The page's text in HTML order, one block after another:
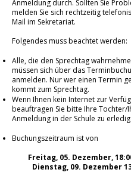
Anmeldung durch. Sollten Sie
melden Sie sich rechtzeitig
Mail im Sekretariat.
Folgendes muss beachtet werden:
Alle, die den Sprechtag
müssen sich über das
anmelden. Nur wer einen Termin
kommt zum Sprechtag.
Wenn Ihnen kein Internet zur
beauftragen Sie bitte Ihre Tochter/
Anmeldung in der Schule zu
Buchungszeitraum ist von
Freitag, 05. Dezember,
Dienstag, 09. Dezember